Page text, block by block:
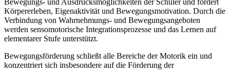
Körpererleben, Eigenaktivität und Bewegungsmotivation. Durch die
Verbindung von Wahrnehmungs- und Bewegungsangeboten
werden sensomotorische Integrationsprozesse und das Lernen auf
elementarer Stufe unterstützt.
Bewegungsförderung schließt alle Bereiche der Motorik ein und
konzentriert sich insbesondere auf die Förderung der